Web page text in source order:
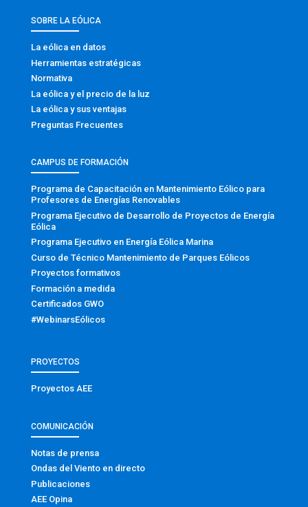
SOBRE LA EÓLICA
La eólica en datos
Herramientas estratégicas
Normativa
La eólica y el precio de la luz
La eólica y sus ventajas
Preguntas Frecuentes
CAMPUS DE FORMACIÓN
Programa de Capacitación en Mantenimiento Eólico para
Profesores de Energías Renovables
Programa Ejecutivo de Desarrollo de Proyectos de Energía
Eólica
Programa Ejecutivo en Energía Eólica Marina
Curso de Técnico Mantenimiento de Parques Eólicos
Proyectos formativos
Formación a medida
Certificados GWO
#WebinarsEólicos
PROYECTOS
Proyectos AEE
COMUNICACIÓN
Notas de prensa
Ondas del Viento en directo
Publicaciones
AEE Opina